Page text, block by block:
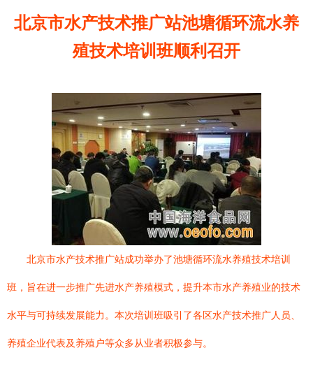
北京市水产技术推广站池塘循环流水养
殖技术培训班顺利召开
北京市水产技术推广站成功举办了池塘循环流水养殖技术培训
班，旨在进一步推广先进水产养殖模式，提升本市水产养殖业的技术
水平与可持续发展能力。本次培训班吸引了各区水产技术推广人员、
养殖企业代表及养殖户等众多从业者积极参与。